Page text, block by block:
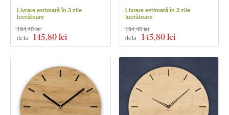
Livrare estimată în 3 zile
lucrătoare
de la 145,80 lei
194,40 lei
Livrare estimată în 3 zile
lucrătoare
de la 145,80 lei
194,40 lei